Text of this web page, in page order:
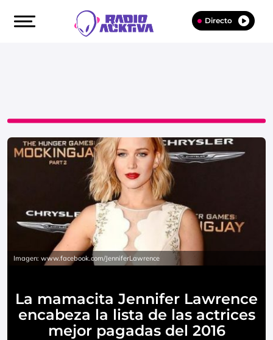
Directo
Imagen: www.facebook.com/JenniferLawrence
La mamacita Jennifer Lawrence
encabeza la lista de las actrices
mejor pagadas del 2016